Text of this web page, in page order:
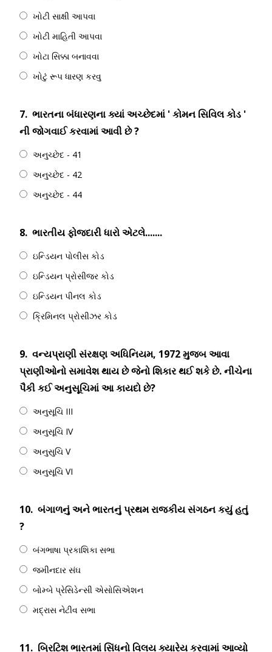
ખોટી સાક્ષી આપવા
ખોટી માહિતી આપવા
ખોટા સિક્કા બનાવવા
ખોટું રૂપ ધારણ કરવુ
7. ભારતના બંધારણના ક્યાં અચ્છેદમાં ' કોમન સિવિલ કોડ '
ની જોગવાઈ કરવામાં આવી છે ?
અનુચ્છેદ - 41
અનુચ્છેદ - 42
અનુચ્છેદ - 44
8. ભારતીય ફોજદારી ધારો એટલે.......
ઇન્ડિયન પોલીસ કોડ
ઇન્ડિયન પ્રોસીજર કોડ
ઇન્ડિયન પીનલ કોડ
ક્રિમિનલ પ્રોસીઝર કોડ
9. વન્યપ્રાણી સંરક્ષણ અધિનિયમ, 1972 મુજબ આવા
પ્રાણીઓનો સમાવેશ થાય છે જેનો શિકાર થઈ શકે છે. નીચેના
પૈકી કઈ અનુસૂચિમાં આ કાયદો છે?
અનુસૂચિ III
અનુસૂચિ IV
અનુસુચિ V
અનુસૂચિ VI
10. બંગાળનું અને ભારતનું પ્રથમ રાજકીય સંગઠન કયું હતું
?
બંગભાષા પ્રકાશિકા સભા
જમીનદાર સંઘ
બોમ્બે પ્રેસિડેન્સી એસોસિએશન
મદ્રાસ નેટીવ સભા
11. બ્રિટિશ ભારતમાં સિંધનો વિલય ક્યારેય કરવામાં આવ્યો